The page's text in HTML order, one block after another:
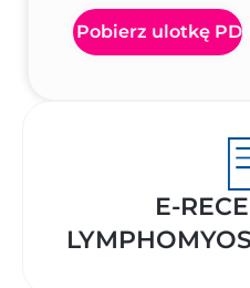
Pobierz ulotkę PDF
E-